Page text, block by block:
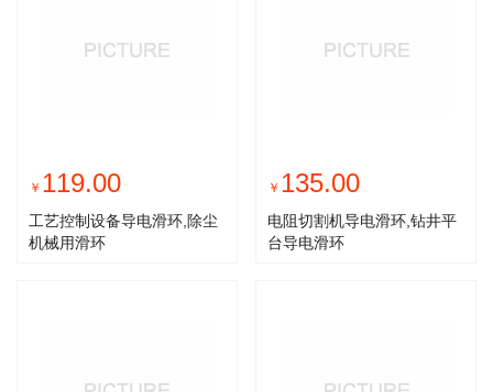
￥ 119.00
工艺控制设备导电滑环,除尘
机械用滑环
￥ 135.00
电阻切割机导电滑环,钻井平
台导电滑环